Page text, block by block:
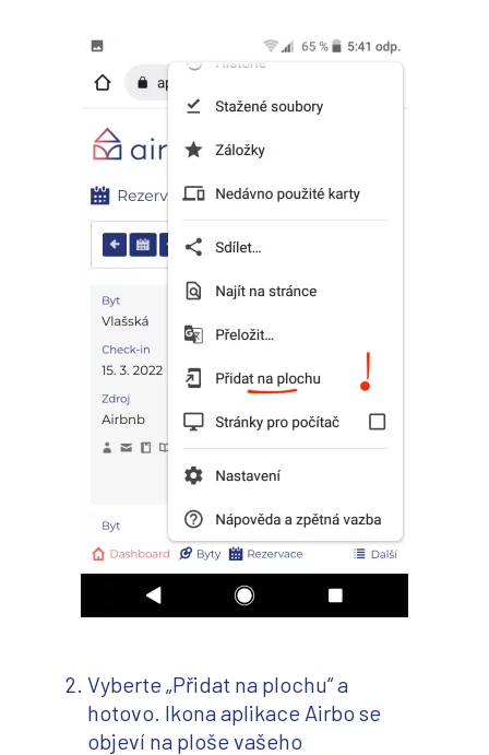
Vyberte „Přidat na plochu“ a
hotovo. Ikona aplikace Airbo se
objeví na ploše vašeho